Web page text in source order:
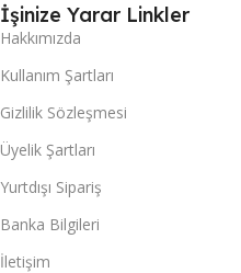
İşinize Yarar Linkler
Hakkımızda
Kullanım Şartları
Gizlilik Sözleşmesi
Üyelik Şartları
Yurtdışı Sipariş
Banka Bilgileri
İletişim